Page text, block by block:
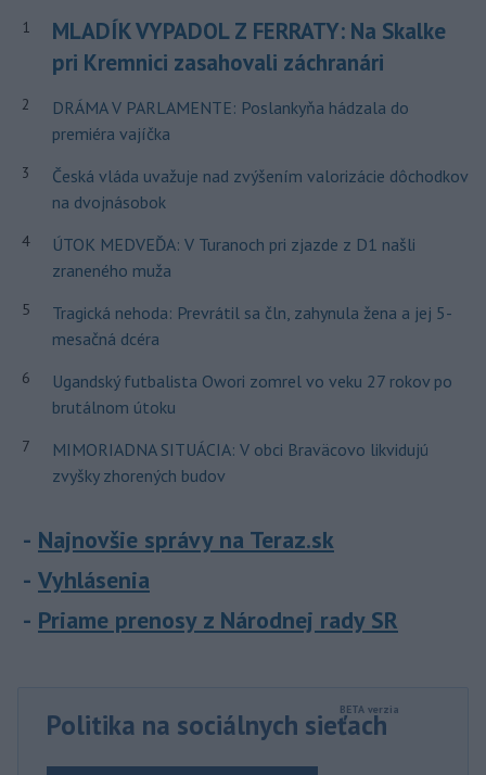
1
MLADÍK VYPADOL Z FERRATY: Na Skalke
pri Kremnici zasahovali záchranári
2
DRÁMA V PARLAMENTE: Poslankyňa hádzala do
premiéra vajíčka
3
Česká vláda uvažuje nad zvýšením valorizácie dôchodkov
na dvojnásobok
4
ÚTOK MEDVEĎA: V Turanoch pri zjazde z D1 našli
zraneného muža
5
Tragická nehoda: Prevrátil sa čln, zahynula žena a jej 5-
mesačná dcéra
6
Ugandský futbalista Owori zomrel vo veku 27 rokov po
brutálnom útoku
7
MIMORIADNA SITUÁCIA: V obci Braväcovo likvidujú
zvyšky zhorených budov
Najnovšie správy na Teraz.sk
Vyhlásenia
Priame prenosy z Národnej rady SR
Politika na sociálnych sieťach